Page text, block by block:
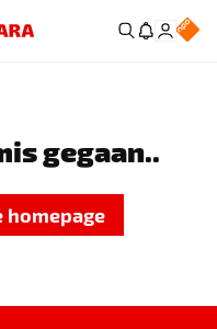
gegaan..
homepage